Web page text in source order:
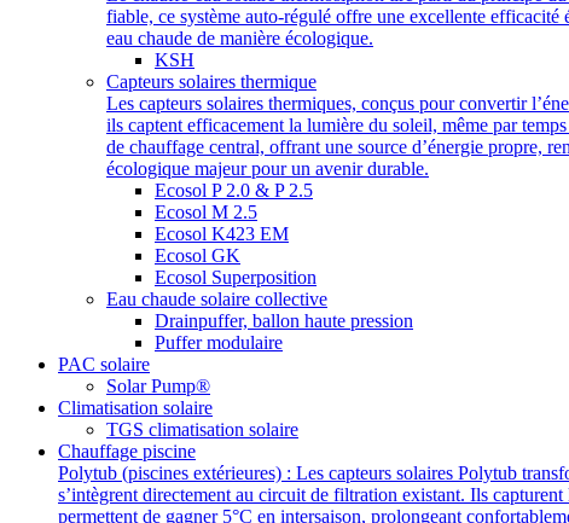
fiable, ce système auto-régulé offre une excellente
eau chaude de manière écologique.
KSH
Capteurs solaires thermique
Les capteurs solaires thermiques, conçus pour convertir
ils captent efficacement la lumière du soleil, même par
de chauffage central, offrant une source d’énergie propre,
écologique majeur pour un avenir durable.
Ecosol P 2.0 & P 2.5
Ecosol M 2.5
Ecosol K423 EM
Ecosol GK
Ecosol Superposition
Eau chaude solaire collective
Drainpuffer, ballon haute pression
Puffer modulaire
PAC solaire
Solar Pump®
Climatisation solaire
TGS climatisation solaire
Chauffage piscine
Polytub (piscines extérieures) : Les capteurs solaires Polytub
s’intègrent directement au circuit de filtration existant. Ils
permettent de gagner 5°C en intersaison, prolongeant